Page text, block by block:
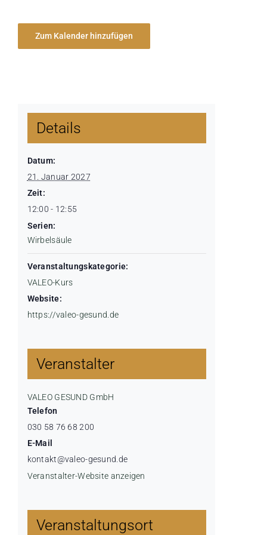
Zum Kalender hinzufügen
Details
Datum:
21. Januar 2027
Zeit:
12:00 - 12:55
Serien:
Wirbelsäule
Veranstaltungskategorie:
VALEO-Kurs
Website:
https://valeo-gesund.de
Veranstalter
VALEO GESUND GmbH
Telefon
030 58 76 68 200
E-Mail
kontakt@valeo-gesund.de
Veranstalter-Website anzeigen
Veranstaltungsort